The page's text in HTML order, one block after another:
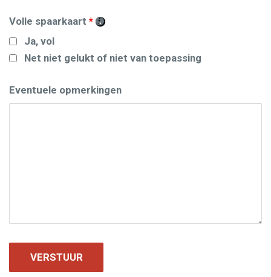
Volle spaarkaart *
Ja, vol
Net niet gelukt of niet van toepassing
Eventuele opmerkingen